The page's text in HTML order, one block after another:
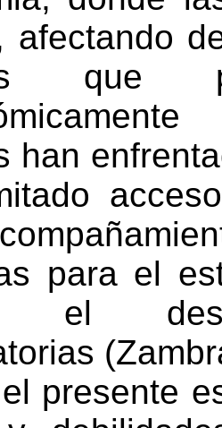
afectando
que
han
para el
el
presente